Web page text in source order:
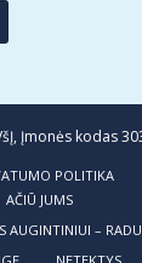
Įmonės kodas
POLITIKA
AČIŪ JUMS
AUGINTINIUI –